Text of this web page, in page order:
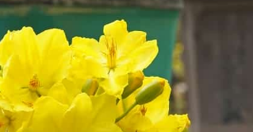
2023-dinh-